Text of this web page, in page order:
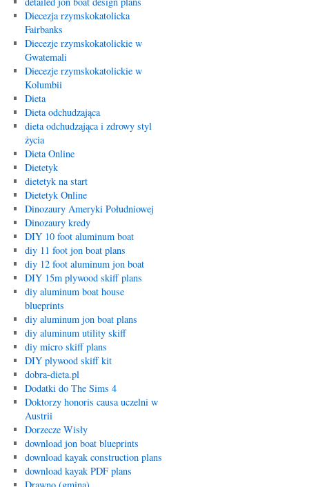
Diecezja rzymskokatolicka
Fairbanks
Diecezje rzymskokatolickie w
Gwatemali
Diecezje rzymskokatolickie w
Kolumbii
Dieta
Dieta odchudzająca
dieta odchudzająca i zdrowy styl
życia
Dieta Online
Dietetyk
dietetyk na start
Dietetyk Online
Dinozaury Ameryki Południowej
Dinozaury kredy
DIY 10 foot aluminum boat
diy 11 foot jon boat plans
diy 12 foot aluminum jon boat
DIY 15m plywood skiff plans
diy aluminum boat house
blueprints
diy aluminum jon boat plans
diy aluminum utility skiff
diy micro skiff plans
DIY plywood skiff kit
dobra-dieta.pl
Dodatki do The Sims 4
Doktorzy honoris causa uczelni w
Austrii
Dorzecze Wisły
download jon boat blueprints
download kayak construction plans
download kayak PDF plans